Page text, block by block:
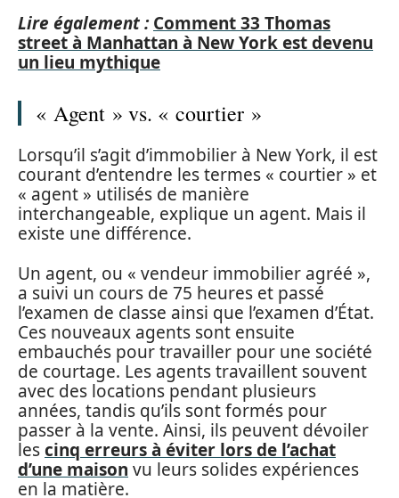
Lire également : Comment 33 Thomas
street à Manhattan à New York est devenu
un lieu mythique
« Agent » vs. « courtier »
Lorsqu’il s’agit d’immobilier à New York, il est
courant d’entendre les termes « courtier » et
« agent » utilisés de manière
interchangeable, explique un agent. Mais il
existe une différence.
Un agent, ou « vendeur immobilier agréé »,
a suivi un cours de 75 heures et passé
l’examen de classe ainsi que l’examen d’État.
Ces nouveaux agents sont ensuite
embauchés pour travailler pour une société
de courtage. Les agents travaillent souvent
avec des locations pendant plusieurs
années, tandis qu’ils sont formés pour
passer à la vente. Ainsi, ils peuvent dévoiler
lescinq erreurs à éviter lors de l’achat
d’une maison vu leurs solides expériences
en la matière.